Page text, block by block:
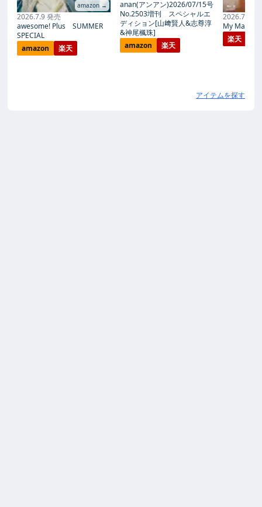
amazon →
2026.7.9 発売
awesome! Plus SUMMER
SPECIAL
amazon
楽天
anan(アンアン)2026/07/15号
No.2503増刊 スペシャルエ
ディション[山﨑賢人&志尊淳
&神尾楓珠]
amazon
楽天
2026.7.27
My Magic
楽天
アイテムを探す